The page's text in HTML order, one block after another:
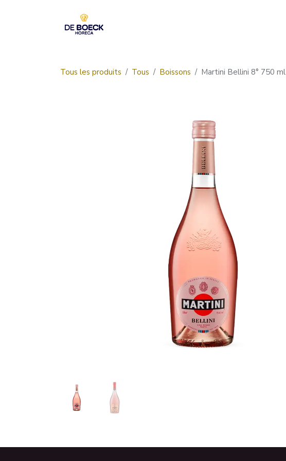
Tous les produits Tous Boissons Martini Bellini 8° 750 ml